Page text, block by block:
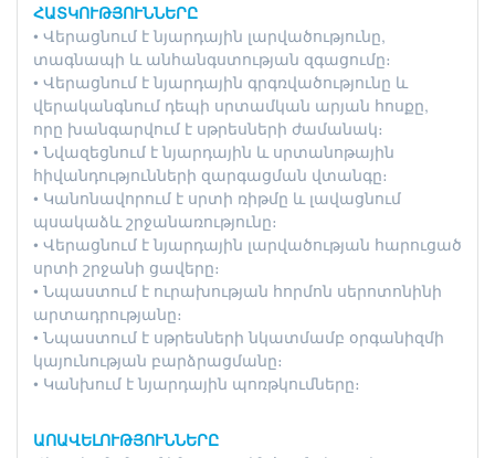
ՀԱՏԿՈՒԹՅՈՒՆՆԵՐԸ
• Վերացնում է նյարդային լարվածությունը,
տագնապի և անհանգստության զգացումը։
• Վերացնում է նյարդային գրգռվածությունը և
վերականգնում դեպի սրտամկան արյան հոսքը,
որը խանգարվում է սթրեսների ժամանակ։
• Նվազեցնում է նյարդային և սրտանոթային
հիվանդությունների զարգացման վտանգը։
• Կանոնավորում է սրտի ռիթմը և լավացնում
պսակաձև շրջանառությունը։
• Վերացնում է նյարդային լարվածության հարուցած
սրտի շրջանի ցավերը։
• Նպաստում է ուրախության հորմոն սերոտոնինի
արտադրությանը։
• Նպաստում է սթրեսների նկատմամբ օրգանիզմի
կայունության բարձրացմանը։
• Կանխում է նյարդային պոռթկումները։
ԱՈԱՎԵԼՈՒԹՅՈՒՆՆԵՐԸ